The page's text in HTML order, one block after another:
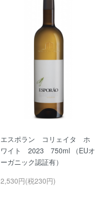
エスポラン コリェイタ ホ
ワイト 2023 750ml （EUオ
ーガニック認証有）
2,530円(税230円)